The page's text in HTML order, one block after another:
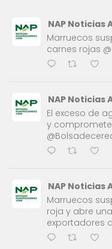
NAP Noticias
Marruecos
carnes rojas
NAP Noticias
El exceso de
y
NAP Noticias
Marruecos
roja y abre
exportadores